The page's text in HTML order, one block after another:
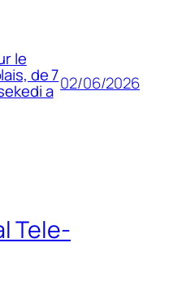
le
de 7
a 02/06/2026
Tele-